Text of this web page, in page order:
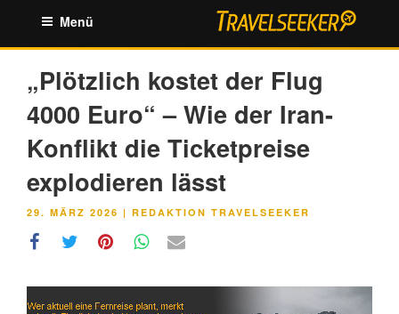
springen
Menü
„Plötzlich kostet der Flug
4000 Euro“ – Wie der Iran-
Konflikt die Ticketpreise
explodieren lässt
VERÖFFENTLICHT
29. MÄRZ 2026 | REDAKTION TRAVELSEEKER
Link Embed